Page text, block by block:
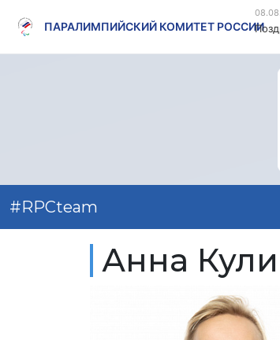
ПАРАЛИМПИЙСКИЙ КОМИТЕТ РОССИИ
#RPCteam
Анна